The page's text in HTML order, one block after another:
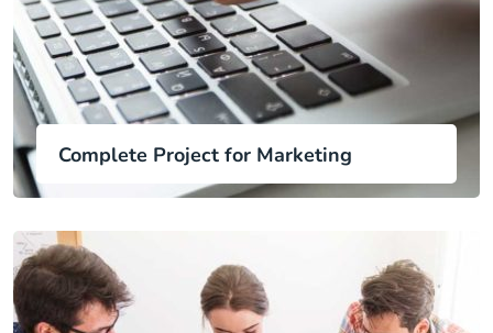
Complete Project for Marketing